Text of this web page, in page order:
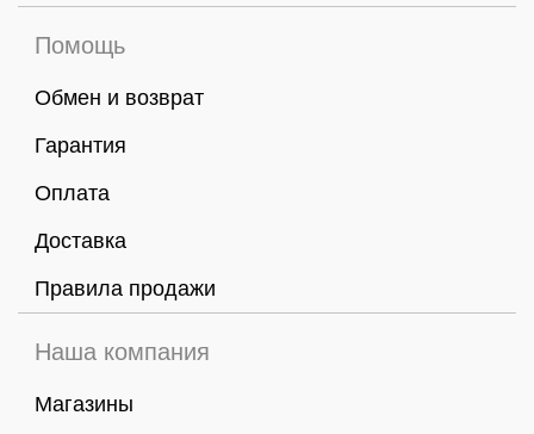
Помощь
Обмен и возврат
Гарантия
Оплата
Доставка
Правила продажи
Наша компания
Магазины